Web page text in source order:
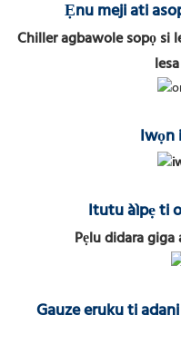
Ẹnu meji ati
Chiller agbawole sopọ si
Iwọn
Itutu àìpẹ ti
Pẹlu didara
Gauze eruku ti